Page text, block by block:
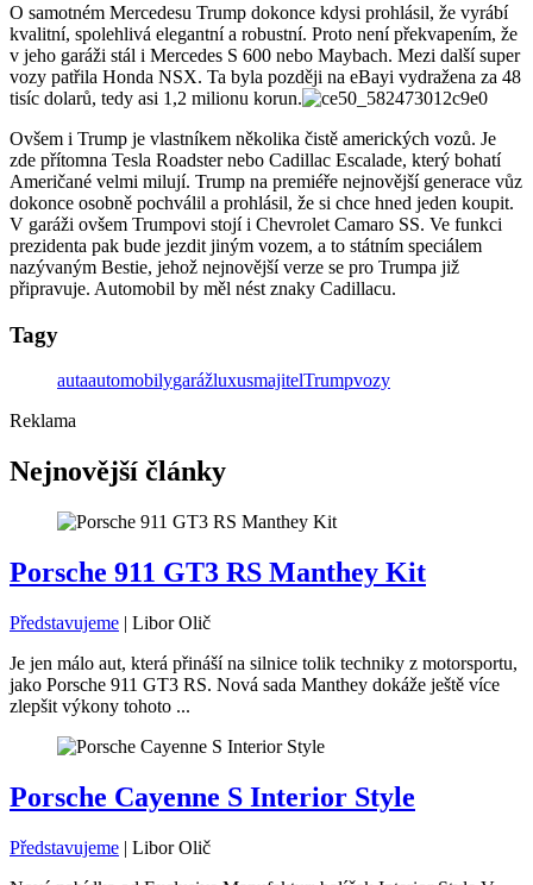
O samotném Mercedesu Trump dokonce kdysi prohlásil, že vyrábí
kvalitní, spolehlivá elegantní a robustní. Proto není překvapením, že
v jeho garáži stál i Mercedes S 600 nebo Maybach. Mezi další super
vozy patřila Honda NSX. Ta byla později na eBayi vydražena za 48
tisíc dolarů, tedy asi 1,2 milionu korun.
Ovšem i Trump je vlastníkem několika čistě amerických vozů. Je
zde přítomna Tesla Roadster nebo Cadillac Escalade, který bohatí
Američané velmi milují. Trump na premiéře nejnovější generace vůz
dokonce osobně pochválil a prohlásil, že si chce hned jeden koupit.
V garáži ovšem Trumpovi stojí i Chevrolet Camaro SS. Ve funkci
prezidenta pak bude jezdit jiným vozem, a to státním speciálem
nazývaným Bestie, jehož nejnovější verze se pro Trumpa již
připravuje. Automobil by měl nést znaky Cadillacu.
Tagy
autaautomobilygarážluxusmajitelTrumpvozy
Reklama
Nejnovější články
Porsche 911 GT3 RS Manthey Kit
Představujeme | Libor Olič
Je jen málo aut, která přináší na silnice tolik techniky z motorsportu,
jako Porsche 911 GT3 RS. Nová sada Manthey dokáže ještě více
zlepšit výkony tohoto ...
Porsche Cayenne S Interior Style
Představujeme | Libor Olič